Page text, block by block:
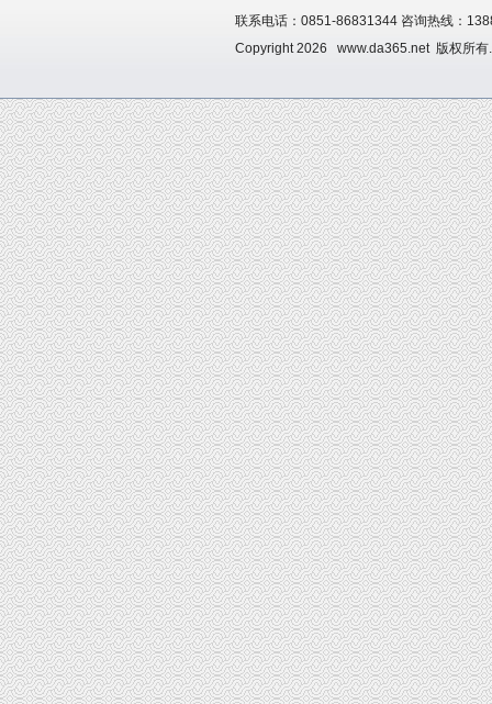
联系电话：0851-86831344 咨询热线：
Copyright 2026 www.da365.net 版权所